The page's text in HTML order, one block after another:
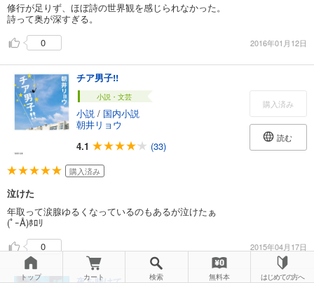
修行が足りず、ほぼ詩の世界観を感じられなかった。
詩って奥が深すぎる。
0
2016年01月12日
チア男子!!
小説・文芸
小説 / 国内小説
朝井リョウ
4.1
(33)
購入済み
読む
購入済み
泣けた
年取って涙腺ゆるくなっているのもあるが泣けたぁ
(ﾟｰÅ)ﾎﾛﾘ
0
2015年04月17日
トップ カート 検索 無料本 はじめての方へ